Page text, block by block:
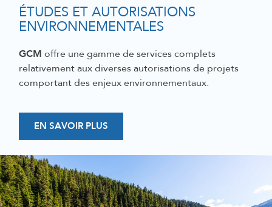
ÉTUDES ET AUTORISATIONS
ENVIRONNEMENTALES
GCM offre une gamme de services complets
relativement aux diverses autorisations de projets
comportant des enjeux environnementaux.
EN SAVOIR PLUS